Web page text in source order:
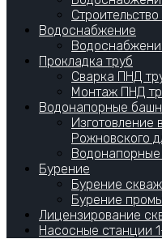
Водоснабжение
Прокладка труб
Сварка ПНД
Монтаж ПНД
Водонапорные
Изготовление
Рожновского
Бурение
Бурение
Бурение
Лицензирование
Насосные станции